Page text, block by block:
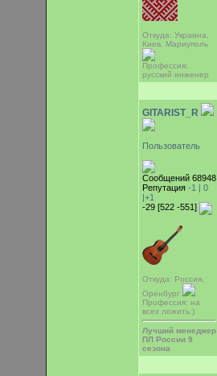
Откуда: Украина,
Киев, Мариуполь
Профессия:
русский инженер
GITARIST_R
Пользователь
Сообщений 68948
Репутация -1 | 0
|+1
-29 [522 -551]
Откуда: Россия,
Оренбург
Профессия: на
всех ложить:)
Лучший менеджер
ПЛ России 9
сезона